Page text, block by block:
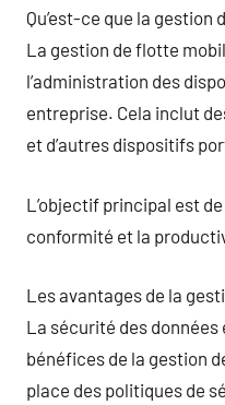
Qu’est-ce que la gestion
La gestion de flotte
l’administration des
entreprise. Cela inclut
et d’autres dispositifs
L’objectif principal est
conformité et la
Les avantages de la
La sécurité des données
bénéfices de la gestion
place des politiques de